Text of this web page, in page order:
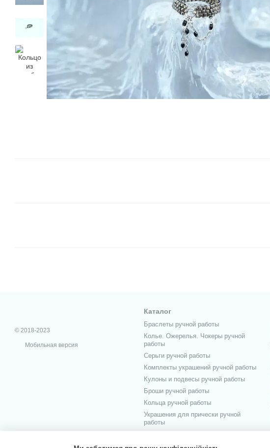
© 2018-2023
Мобильная версия
Каталог
Браслеты ручной работы
Колье. Ожерелья. Чокеры ручной
работы
Серьги ручной работы
Комплекты украшений ручной работы
Кулоны и подвесы ручной работы
Броши ручной работы
Кольца ручной работы
Украшения для прически ручной
работы